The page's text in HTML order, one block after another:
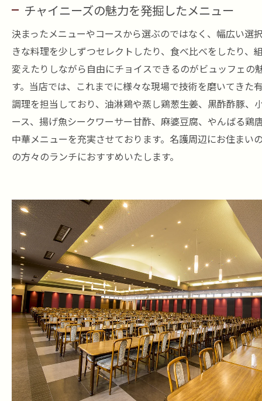
チャイニーズの魅力を発掘したメニュー
決まったメニューやコースから選ぶのではなく、幅広い選
きな料理を少しずつセレクトしたり、食べ比べをしたり、
変えたりしながら自由にチョイスできるのがビュッフェの
す。当店では、これまでに様々な現場で技術を磨いてきた
調理を担当しており、油淋鶏や蒸し鶏葱生姜、黒酢酢豚、
ース、揚げ魚シークワーサー甘酢、麻婆豆腐、やんばる鶏
中華メニューを充実させております。名護周辺にお住まい
の方々のランチにおすすめいたします。